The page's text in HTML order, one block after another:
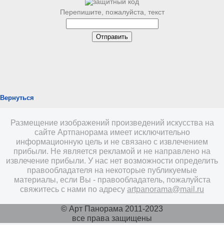
Перепишите, пожалуйста, текст
Вернуться
Размещение изображений произведений искусства на
сайте Артпанорама имеет исключительно
информационную цель и не связано с извлечением
прибыли. Не является рекламой и не направлено на
извлечение прибыли. У нас нет возможности определить
правообладателя на некоторые публикуемые
материалы, если Вы - правообладатель, пожалуйста
свяжитесь с нами по адресу artpanorama@mail.ru
© Арт Панорама 2011-2023
все права защищены